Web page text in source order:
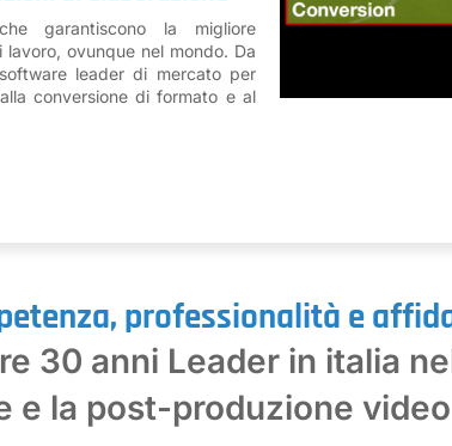
garantiscono la migliore
ovunque nel mondo. Da
leader di mercato per
conversione di formato e al
professionalità e
30 anni Leader in italia
e la post-produzione